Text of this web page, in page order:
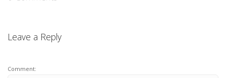
Leave a Reply
Comment: